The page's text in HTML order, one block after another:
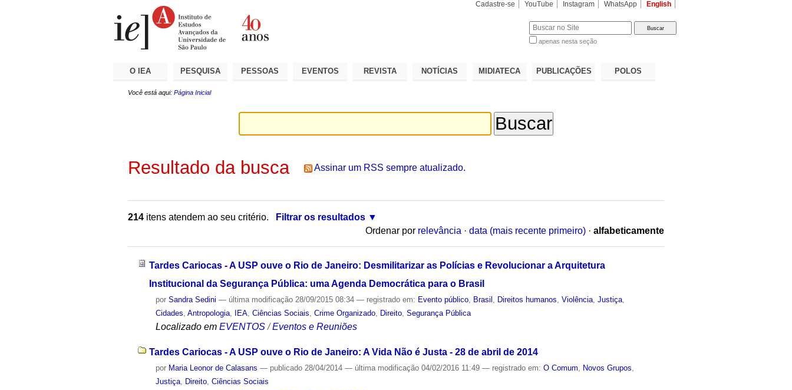
Cadastre-se YouTube Instagram WhatsApp English
apenas nesta seção
O IEA PESQUISA PESSOAS EVENTOS REVISTA NOTÍCIAS MIDIATECA PUBLICAÇÕES POLOS
Você está aqui: Página Inicial
Resultado da busca Assinar um RSS sempre atualizado.
214 itens atendem ao seu critério.
Filtrar os resultados
Ordenar por relevância · data (mais recente primeiro) · alfabeticamente
Tardes Cariocas - A USP ouve o Rio de Janeiro: Desmilitarizar as Polícias e Revolucionar a Arquitetura
Institucional da Segurança Pública: uma Agenda Democrática para o Brasil
porSandra Sedini — última modificação 28/09/2015 08:34— registrado em: Evento público Brasil Direitos humanos ,Violência ,Justiça
Cidades ,Antropologia IEA ,Ciências Sociais ,Crime Organizado Direito ,Segurança Pública
Localizado em EVENTOS /Eventos e Reuniões
Tardes Cariocas - A USP ouve o Rio de Janeiro: A Vida Não é Justa - 28 de abril de 2014
por Maria Leonor de Calasans — publicado 28/04/2014— última modificação 04/02/2016 11:49— registrado em:O Comum Novos Grupos
Justiça Direito ,Ciências Sociais